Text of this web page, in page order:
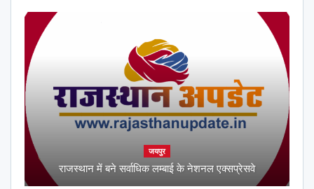
जयपुर
राजस्थान में बने सर्वाधिक लम्बाई के नेशनल एक्सप्रेसवे